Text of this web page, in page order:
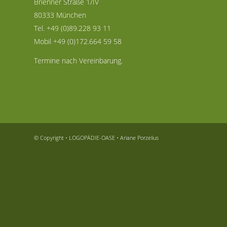
80333 München
Tel. +49 (0)89.228 93 11
Mobil +49 (0)172.664 59 58
Termine nach Vereinbarung.
© Copyright • LOGOPÄDIE-OASE • Ariane Porzelius